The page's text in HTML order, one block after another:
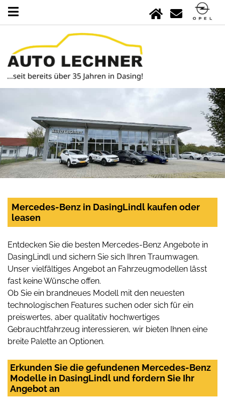
Mercedes-Benz in DasingLindl kaufen oder
leasen
Entdecken Sie die besten Mercedes-Benz Angebote in
DasingLindl und sichern Sie sich Ihren Traumwagen.
Unser vielfältiges Angebot an Fahrzeugmodellen lässt
fast keine Wünsche offen.
Ob Sie ein brandneues Modell mit den neuesten
technologischen Features suchen oder sich für ein
preiswertes, aber qualitativ hochwertiges
Gebrauchtfahrzeug interessieren, wir bieten Ihnen eine
breite Palette an Optionen.
Erkunden Sie die gefundenen Mercedes-Benz
Modelle in DasingLindl und fordern Sie Ihr
Angebot an